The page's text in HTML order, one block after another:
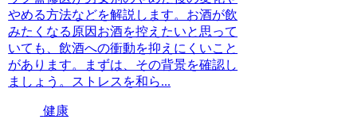
やめる方法などを解説します。お酒が飲
みたくなる原因お酒を控えたいと思って
いても、飲酒への衝動を抑えにくいこと
があります。まずは、その背景を確認し
ましょう。ストレスを和ら...
健康